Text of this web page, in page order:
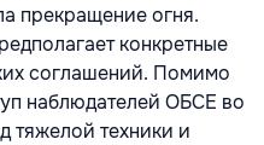
прекращение огня.
конкретные
соглашений. Помимо
наблюдателей ОБСЕ во
тяжелой техники и